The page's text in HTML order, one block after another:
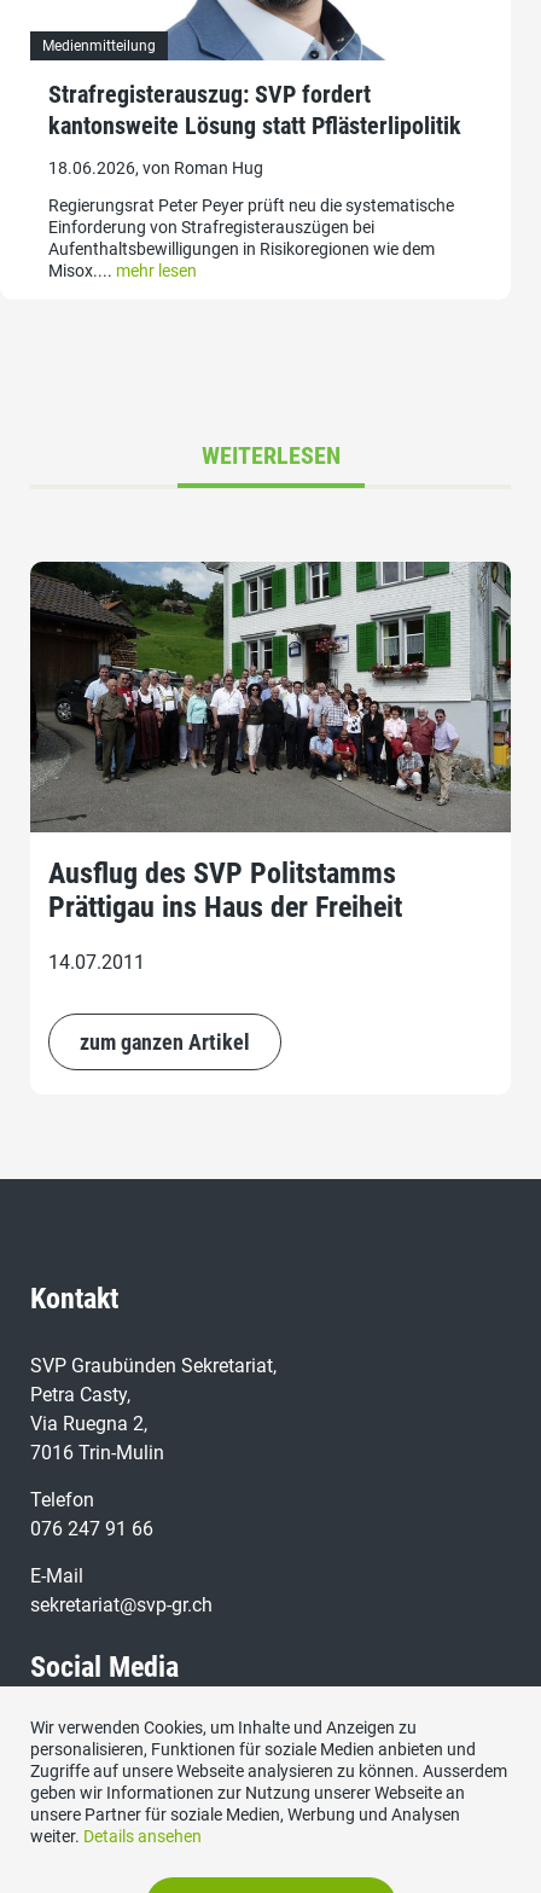
Medienmitteilung
Strafregisterauszug: SVP fordert
kantonsweite Lösung statt Pflästerlipolitik
18.06.2026, von Roman Hug
Regierungsrat Peter Peyer prüft neu die systematische
Einforderung von Strafregisterauszügen bei
Aufenthaltsbewilligungen in Risikoregionen wie dem
Misox.... mehr lesen
WEITERLESEN
Ausflug des SVP Politstamms
Prättigau ins Haus der Freiheit
14.07.2011
zum ganzen Artikel
Kontakt
SVP Graubünden Sekretariat,
Petra Casty,
Via Ruegna 2,
7016 Trin-Mulin
Telefon
076 247 91 66
E-Mail
sekretariat@svp-gr.ch
Social Media
Besuchen Sie uns bei:
Wir verwenden Cookies, um Inhalte und Anzeigen zu
personalisieren, Funktionen für soziale Medien anbieten und
Zugriffe auf unsere Webseite analysieren zu können. Ausserdem
geben wir Informationen zur Nutzung unserer Webseite an
unsere Partner für soziale Medien, Werbung und Analysen
weiter. Details ansehen